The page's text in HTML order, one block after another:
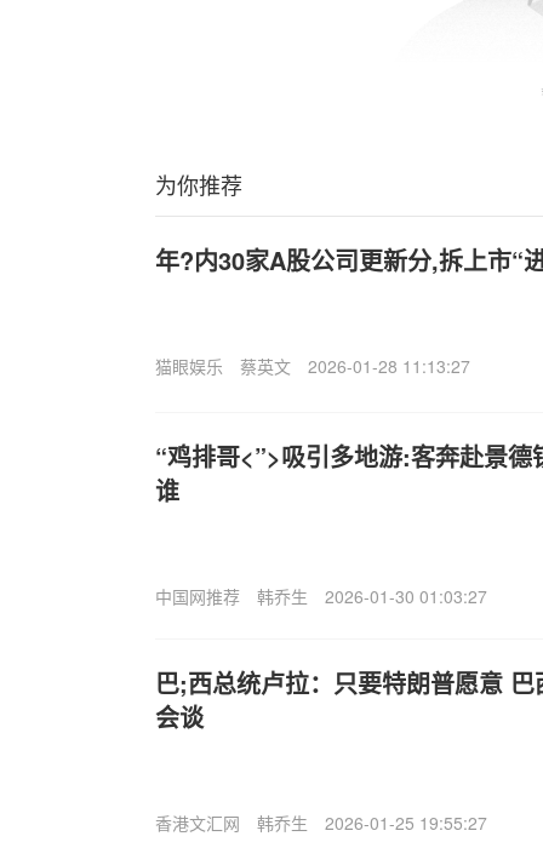
为你推荐
年?内30家A股公司更新分,拆上市“
猫眼娱乐 蔡英文 2026-01-28 11:13:27
“鸡排哥<”>吸引多地游:客奔赴景
谁
中国网推荐 韩乔生 2026-01-30 01:03:27
巴;西总统卢拉：只要特朗普愿意
会谈
香港文汇网 韩乔生 2026-01-25 19:55:27